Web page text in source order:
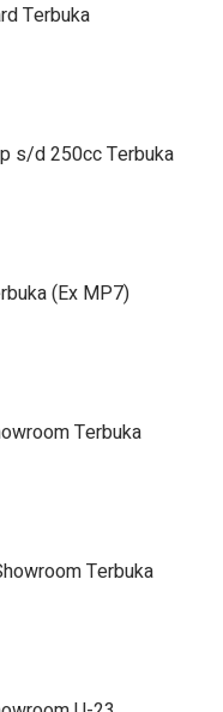
Terbuka
s/d 250cc Terbuka
(Ex MP7)
Terbuka
Terbuka